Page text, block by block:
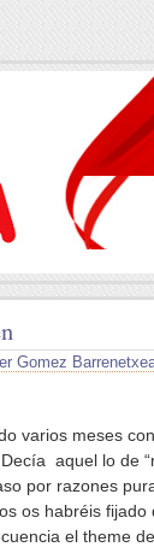
Gomez
varios meses
aquel lo de
por razones
os habréis
el theme